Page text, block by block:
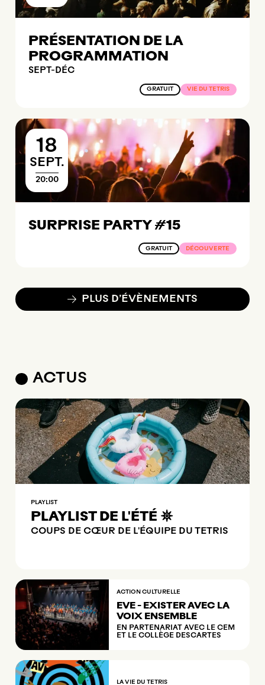
PRÉSENTATION DE LA
PROGRAMMATION
SEPT-DÉC
GRATUIT VIE DU TETRIS
18
SEPTEMBRE
SEPT.
20:00
SURPRISE PARTY #15
GRATUIT DÉCOUVERTE
PLUS D’ÉVÈNEMENTS
ACTUS
PLAYLIST
PLAYLIST DE L'ÉTÉ 𖤓
COUPS DE CŒUR DE L'ÉQUIPE DU TETRIS
ACTION CULTURELLE
EVE - EXISTER AVEC LA
VOIX ENSEMBLE
EN PARTENARIAT AVEC LE CEM
ET LE COLLÈGE DESCARTES
LA VIE DU TETRIS